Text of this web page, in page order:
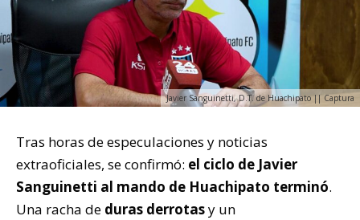
Javier Sanguinetti, D.T. de Huachipato || Captura
Tras horas de especulaciones y noticias
extraoficiales, se confirmó: el ciclo de Javier
Sanguinetti al mando de Huachipato terminó.
Una racha de duras derrotasy un